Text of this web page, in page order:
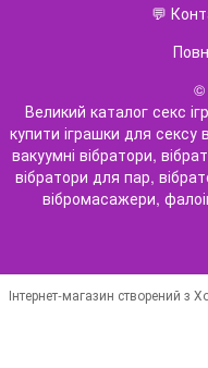
💬
©
Великий каталог секс
купити іграшки для сексу
вакуумні вібратори,
вібратори для пар,
вібромасажери,
Інтернет-магазин створений з